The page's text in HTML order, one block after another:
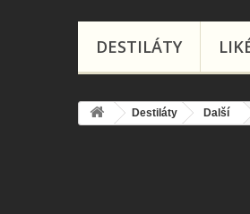
DESTILÁTY
Destiláty Další